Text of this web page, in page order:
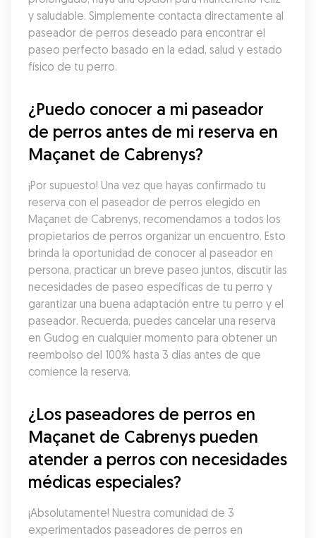
y saludable. Simplemente contacta directamente al
paseador de perros deseado para encontrar el
paseo perfecto basado en la edad, salud y estado
físico de tu perro.
¿Puedo conocer a mi paseador
de perros antes de mi reserva en
Maçanet de Cabrenys?
¡Por supuesto! Una vez que hayas confirmado tu
reserva con el paseador de perros elegido en
Maçanet de Cabrenys, recomendamos a todos los
propietarios de perros organizar un encuentro. Esto
brinda la oportunidad de conocer al paseador en
persona, practicar un breve paseo juntos, discutir las
necesidades de paseo específicas de tu perro y
garantizar una buena adaptación entre tu perro y el
paseador. Recuerda, puedes cancelar una reserva
en Gudog en cualquier momento para obtener un
reembolso del 100% hasta 3 días antes de que
comience la reserva.
¿Los paseadores de perros en
Maçanet de Cabrenys pueden
atender a perros con necesidades
médicas especiales?
¡Absolutamente! Nuestra comunidad de 3
experimentados paseadores de perros en